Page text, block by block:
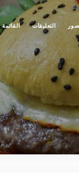
التعليقات القائمة